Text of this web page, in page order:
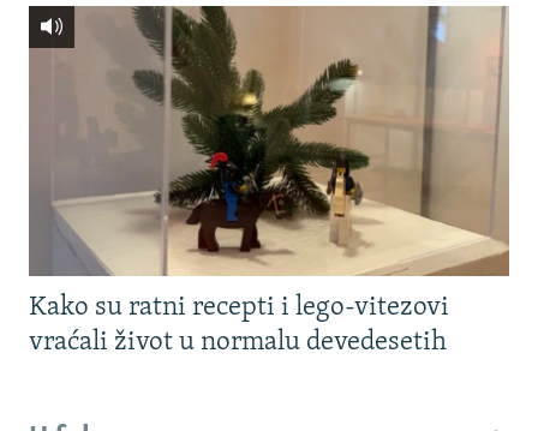
Kako su ratni recepti i lego-vitezovi
vraćali život u normalu devedesetih